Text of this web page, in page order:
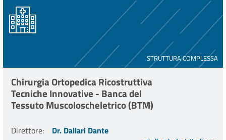
STRUTTURA COMPLESSA
Chirurgia Ortopedica Ricostruttiva
Tecniche Innovative - Banca del
Tessuto Muscoloscheletrico (BTM)
Direttore: Dr. Dallari Dante